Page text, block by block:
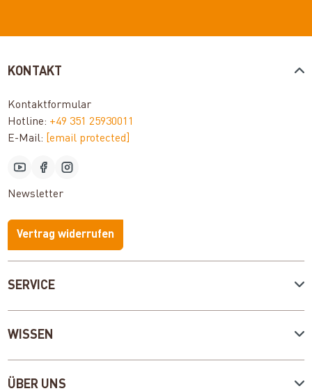
SERVICE
WISSEN
ÜBER UNS
KONTAKT
Kontaktformular
Hotline: +49 351 25930011
E-Mail: [email protected]
Newsletter
Vertrag widerrufen